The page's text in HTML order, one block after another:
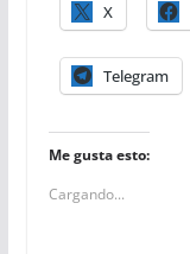
X
Telegram
Me gusta esto:
Cargando...